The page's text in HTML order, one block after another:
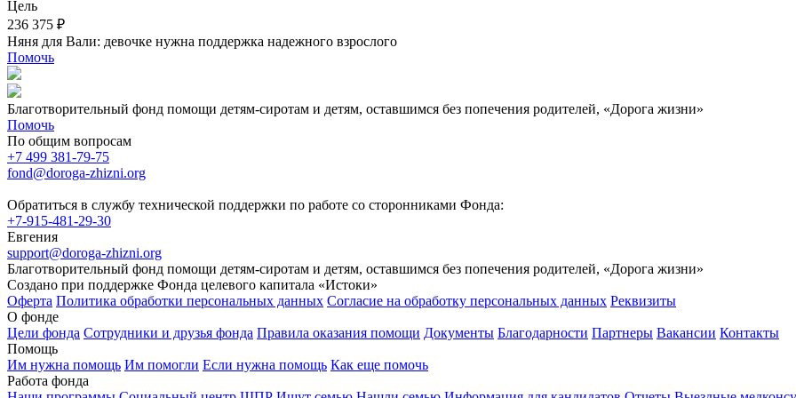
Цель
236 375 ₽
Няня для Вали: девочке нужна поддержка надежного взрослого
Помочь
Благотворительный фонд помощи детям-сиротам и детям, оставшимся без попечения родителей, «Дорога жизни»
Помочь
По общим вопросам
+7 499 381-79-75
fond@doroga-zhizni.org
Обратиться в службу технической поддержки по работе со сторонниками Фонда:
+7-915-481-29-30
Евгения
support@doroga-zhizni.org
Благотворительный фонд помощи детям-сиротам и детям, оставшимся без попечения родителей, «Дорога жизни»
Создано при поддержке Фонда целевого капитала «Истоки»
Оферта Политика обработки персональных данных Согласие на обработку персональных данных Реквизиты
О фонде
Цели фонда Сотрудники и друзья фонда Правила оказания помощи Документы Благодарности Партнеры Вакансии Контакты
Помощь
Им нужна помощь Им помогли Если нужна помощь Как еще помочь
Работа фонда